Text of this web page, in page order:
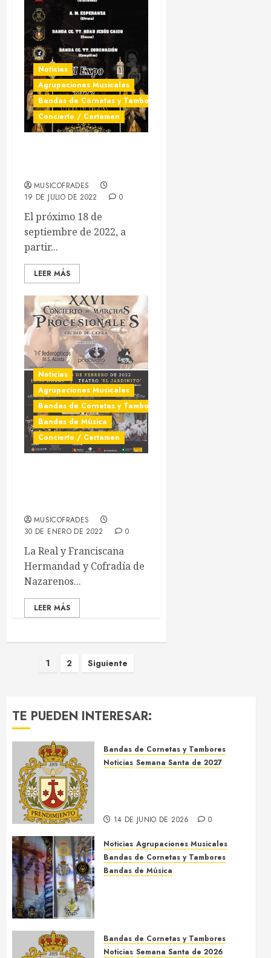
Noticias
Agrupaciones Musicales
Bandas de Cornetas y Tambores
Concierto / Certamen
MUSICOFRADES
19 DE JULIO DE 2022
0
El próximo 18 de
septiembre de 2022, a
partir...
LEER MÁS
Noticias
Agrupaciones Musicales
Bandas de Cornetas y Tambores
Bandas de Música
Concierto / Certamen
MUSICOFRADES
30 DE ENERO DE 2022
0
La Real y Franciscana
Hermandad y Cofradía de
Nazarenos...
LEER MÁS
Paginación
entradas
1 2 Siguiente
TE PUEDEN INTERESAR:
Bandas de Cornetas y Tambores
Noticias Semana Santa de 2027
14 DE JUNIO DE 2026 0
Noticias Agrupaciones Musicales
Bandas de Cornetas y Tambores
Bandas de Música
9 DE MAYO DE 2026 0
Bandas de Cornetas y Tambores
Noticias Semana Santa de 2026
noticias al momento y en tu móvil?
Entra y sigue a nuestro canal de WhatsApp:
Entrar